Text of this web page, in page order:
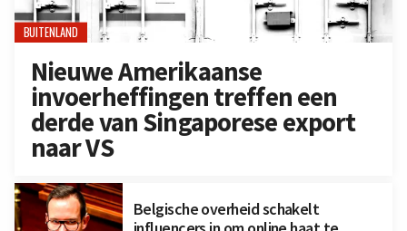
BUITENLAND
Nieuwe Amerikaanse
invoerheffingen treffen een
derde van Singaporese export
naar VS
Belgische overheid schakelt